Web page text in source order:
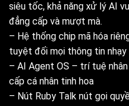
siêu tốc, khả năng xử lý AI
đẳng cấp và mượt mà.
– Hệ thống chip mã hóa
tuyệt đối mọi thông tin nhạy
– AI Agent OS – trí tuệ
cấp cá nhân tinh hoa
– Nút Ruby Talk nút gọi